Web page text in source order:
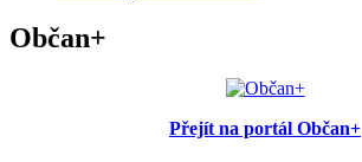
Občan+
Přejít na portál Občan+